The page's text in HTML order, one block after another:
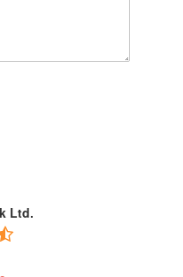
Ltd.